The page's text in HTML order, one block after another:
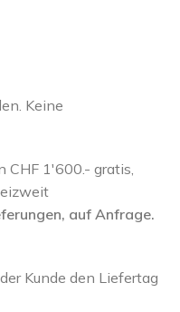
Keine
CHF 1'600.- gratis,
auf Anfrage.
Kunde den Liefertag